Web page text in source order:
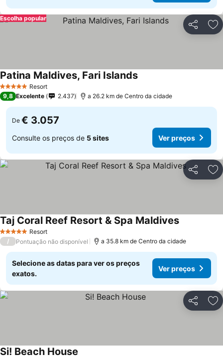
Partilhar
Escolha popular
5 Estrelas Resort
Patina Maldives, Fari IslandsVer preços
9,8 Excelente 2.437 a 26.2 km de Centro da cidade
De € 3.057
Consulte os preços de 5 sites Ver preços
Partilhar
5 Estrelas Resort
Taj Coral Reef Resort & Spa MaldivesVer preços
/ Pontuação não disponível a 35.8 km de Centro da cidade
Selecione as datas para ver os preços
exatos.
Ver preços
Partilhar
Si! Beach House